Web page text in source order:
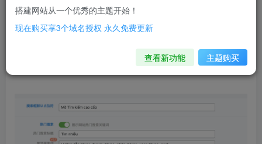
我正在设置搜索功能但是，搜索关键字设置使用空格，
搭建网站从一个优秀的主题开始！
现在购买享3个域名授权 永久免费更新
查看新功能 主题购买